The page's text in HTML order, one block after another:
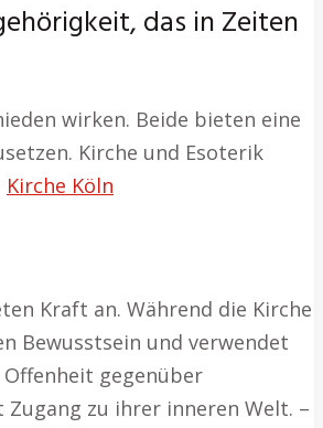
das in Zeiten
wirken. Beide bieten eine
Kirche und Esoterik
Kirche Köln
Kraft an. Während die Kirche
Bewusstsein und verwendet
gegenüber
zu ihrer inneren Welt. –